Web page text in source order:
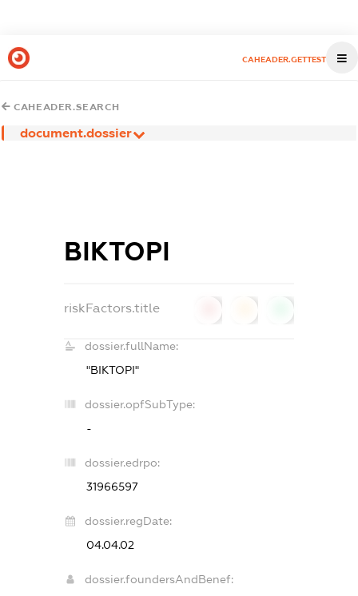
CAHEADER.GETTEST
CAHEADER.SEARCH
document.dossier
ВІКТОРІ
riskFactors.title
dossier.fullName:
"ВІКТОРІ"
dossier.opfSubType:
-
dossier.edrpo:
31966597
dossier.regDate:
04.04.02
dossier.foundersAndBenef: